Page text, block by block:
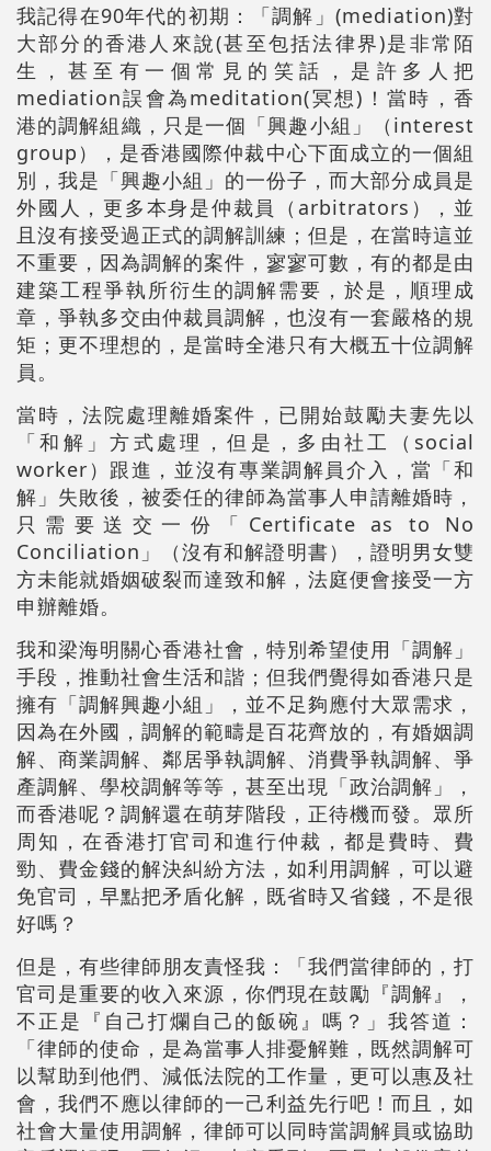
我記得在90年代的初期：「調解」(mediation)對
大部分的香港人來說(甚至包括法律界)是非常陌
生，甚至有一個常見的笑話，是許多人把
mediation誤會為meditation(冥想)！當時，香
港的調解組織，只是一個「興趣小組」（interest
group），是香港國際仲裁中心下面成立的一個組
別，我是「興趣小組」的一份子，而大部分成員是
外國人，更多本身是仲裁員（arbitrators），並
且沒有接受過正式的調解訓練；但是，在當時這並
不重要，因為調解的案件，寥寥可數，有的都是由
建築工程爭執所衍生的調解需要，於是，順理成
章，爭執多交由仲裁員調解，也沒有一套嚴格的規
矩；更不理想的，是當時全港只有大概五十位調解
員。
當時，法院處理離婚案件，已開始鼓勵夫妻先以
「和解」方式處理，但是，多由社工（social
worker）跟進，並沒有專業調解員介入，當「和
解」失敗後，被委任的律師為當事人申請離婚時，
只需要送交一份「Certificate as to No
Conciliation」（沒有和解證明書），證明男女雙
方未能就婚姻破裂而達致和解，法庭便會接受一方
申辦離婚。
我和梁海明關心香港社會，特別希望使用「調解」
手段，推動社會生活和諧；但我們覺得如香港只是
擁有「調解興趣小組」，並不足夠應付大眾需求，
因為在外國，調解的範疇是百花齊放的，有婚姻調
解、商業調解、鄰居爭執調解、消費爭執調解、爭
產調解、學校調解等等，甚至出現「政治調解」，
而香港呢？調解還在萌芽階段，正待機而發。眾所
周知，在香港打官司和進行仲裁，都是費時、費
勁、費金錢的解決糾紛方法，如利用調解，可以避
免官司，早點把矛盾化解，既省時又省錢，不是很
好嗎？
但是，有些律師朋友責怪我：「我們當律師的，打
官司是重要的收入來源，你們現在鼓勵『調解』，
不正是『自己打爛自己的飯碗』嗎？」我答道：
「律師的使命，是為當事人排憂解難，既然調解可
以幫助到他們、減低法院的工作量，更可以惠及社
會，我們不應以律師的一己利益先行吧！而且，如
社會大量使用調解，律師可以同時當調解員或協助